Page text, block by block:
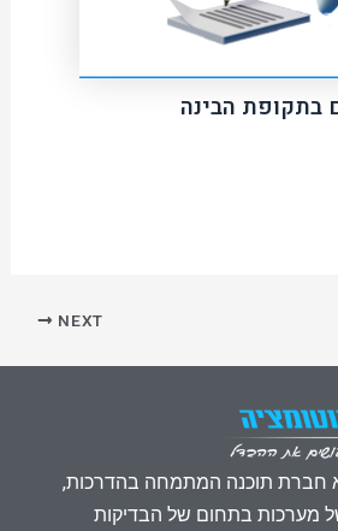
בתקופת הבינה
NEXT
חברת תוכנה המתמחה בהדרכות,
מערכות בתחום של הבדיקות